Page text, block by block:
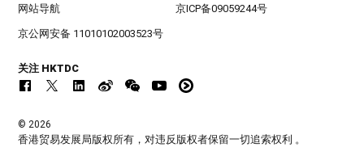
网站导航 京ICP备09059244号
京公网安备 11010102003523号
关注 HKTDC
© 2026
香港贸易发展局版权所有，对违反版权者保留一切追索权利 。